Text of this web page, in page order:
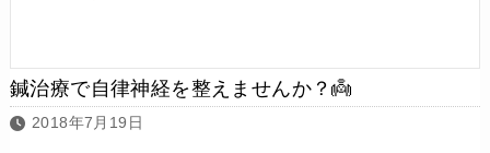
鍼治療で自律神経を整えませんか？👼
2018年7月19日